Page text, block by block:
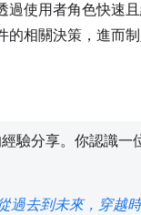
使用者角色快速
相關決策，進而
驗分享。你認識
過去到未來，穿越